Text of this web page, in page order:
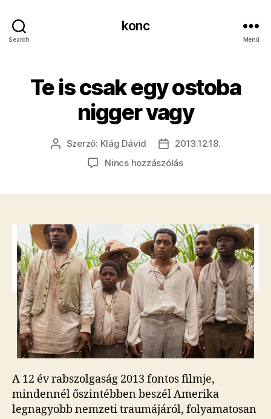
Search
konc
Menü
​Te is csak egy ostoba
nigger vagy
Bejegyzés
szerzője
Szerző: Klág Dávid
Bejegyzés
dátuma
2013.12.18.
Nincs hozzászólása(z)
egy
ostoba
nigger
vagy
bejegyzéshez
A 12 év rabszolgaság 2013 fontos filmje,
mindennél őszintébben beszél Amerika
legnagyobb nemzeti traumájáról, folyamatosan